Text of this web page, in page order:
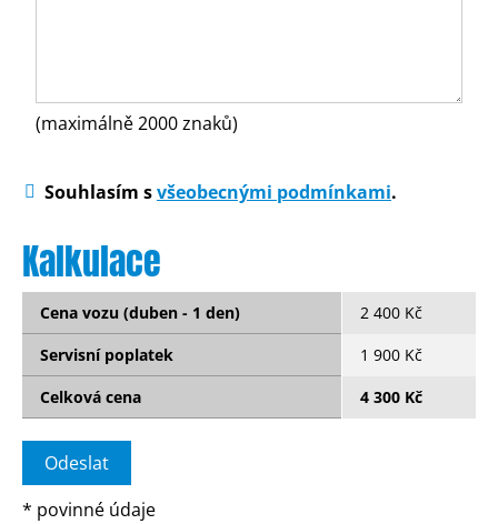
(maximálně 2000 znaků)
Souhlasím svšeobecnými podmínkami.
Kalkulace
Cena vozu (duben - 1 den)
2 400 Kč
Servisní poplatek
1 900 Kč
Celková cena
4 300 Kč
* povinné údaje